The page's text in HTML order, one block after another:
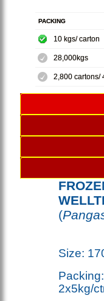
PACKING
10 kgs/ carton
28,000kgs
2,800 cartons/
(
Size:
2x5kg/